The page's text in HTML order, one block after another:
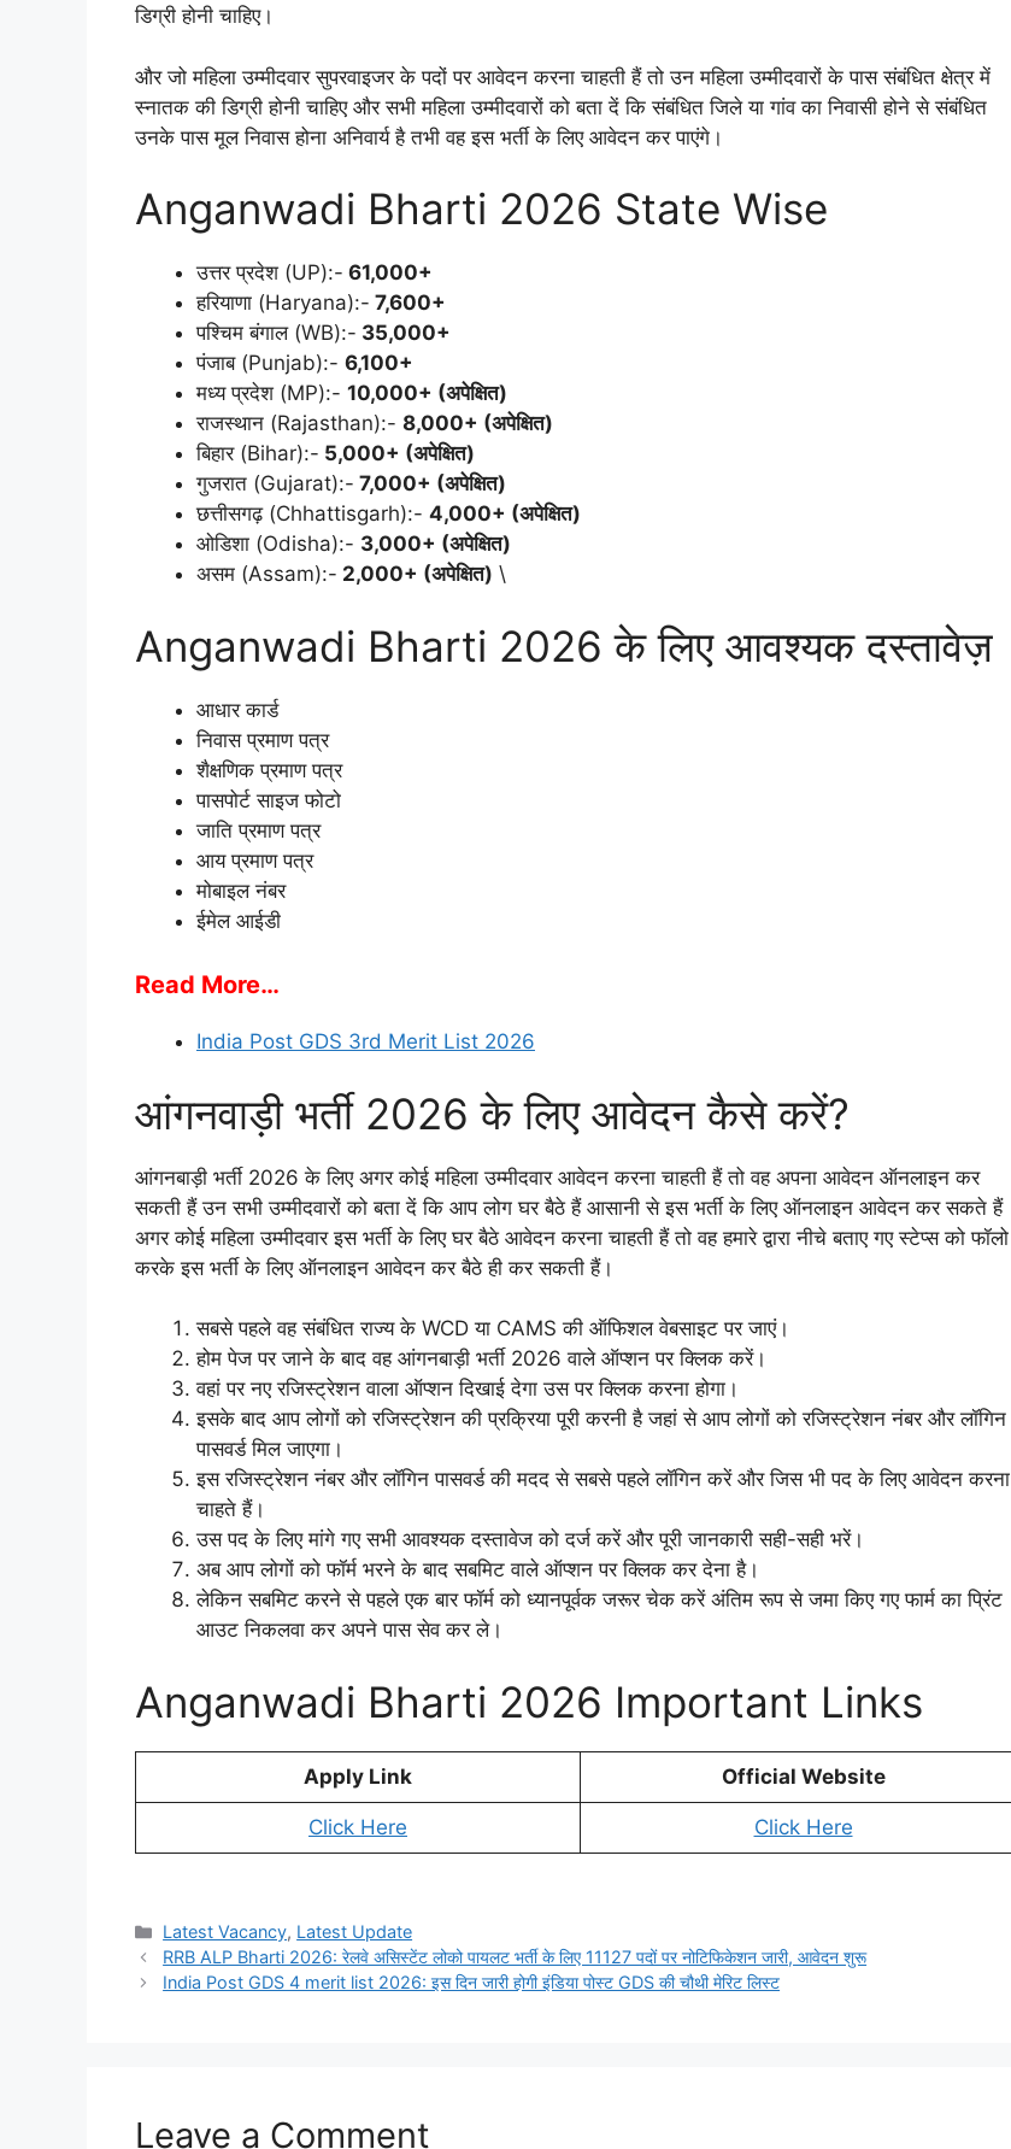
डिग्री होनी चाहिए।
और जो महिला उम्मीदवार सुपरवाइजर के पदों पर आवेदन करना चाहती हैं तो उन महिला उम्मीदवारों के पास संबंधित क्षेत्र में
स्नातक की डिग्री होनी चाहिए और सभी महिला उम्मीदवारों को बता दें कि संबंधित जिले या गांव का निवासी होने से संबंधित
उनके पास मूल निवास होना अनिवार्य है तभी वह इस भर्ती के लिए आवेदन कर पाएंगे।
Anganwadi Bharti 2026 State Wise
उत्तर प्रदेश (UP):- 61,000+
हरियाणा (Haryana):- 7,600+
पश्चिम बंगाल (WB):- 35,000+
पंजाब (Punjab):- 6,100+
मध्य प्रदेश (MP):- 10,000+ (अपेक्षित)
राजस्थान (Rajasthan):- 8,000+ (अपेक्षित)
बिहार (Bihar):- 5,000+ (अपेक्षित)
गुजरात (Gujarat):- 7,000+ (अपेक्षित)
छत्तीसगढ़ (Chhattisgarh):- 4,000+ (अपेक्षित)
ओडिशा (Odisha):- 3,000+ (अपेक्षित)
असम (Assam):- 2,000+ (अपेक्षित) \
Anganwadi Bharti 2026 के लिए आवश्यक दस्तावेज़
आधार कार्ड
निवास प्रमाण पत्र
शैक्षणिक प्रमाण पत्र
पासपोर्ट साइज फोटो
जाति प्रमाण पत्र
आय प्रमाण पत्र
मोबाइल नंबर
ईमेल आईडी
Read More…
India Post GDS 3rd Merit List 2026
आंगनवाड़ी भर्ती 2026 के लिए आवेदन कैसे करें?
आंगनबाड़ी भर्ती 2026 के लिए अगर कोई महिला उम्मीदवार आवेदन करना चाहती हैं तो वह अपना आवेदन ऑनलाइन कर
सकती हैं उन सभी उम्मीदवारों को बता दें कि आप लोग घर बैठे हैं आसानी से इस भर्ती के लिए ऑनलाइन आवेदन कर सकते हैं
अगर कोई महिला उम्मीदवार इस भर्ती के लिए घर बैठे आवेदन करना चाहती हैं तो वह हमारे द्वारा नीचे बताए गए स्टेप्स को फॉलो
करके इस भर्ती के लिए ऑनलाइन आवेदन कर बैठे ही कर सकती हैं।
सबसे पहले वह संबंधित राज्य के WCD या CAMS की ऑफिशल वेबसाइट पर जाएं।
होम पेज पर जाने के बाद वह आंगनबाड़ी भर्ती 2026 वाले ऑप्शन पर क्लिक करें।
वहां पर नए रजिस्ट्रेशन वाला ऑप्शन दिखाई देगा उस पर क्लिक करना होगा।
इसके बाद आप लोगों को रजिस्ट्रेशन की प्रक्रिया पूरी करनी है जहां से आप लोगों को रजिस्ट्रेशन नंबर और लॉगिन
पासवर्ड मिल जाएगा।
इस रजिस्ट्रेशन नंबर और लॉगिन पासवर्ड की मदद से सबसे पहले लॉगिन करें और जिस भी पद के लिए आवेदन करना
चाहते हैं।
उस पद के लिए मांगे गए सभी आवश्यक दस्तावेज को दर्ज करें और पूरी जानकारी सही-सही भरें।
अब आप लोगों को फॉर्म भरने के बाद सबमिट वाले ऑप्शन पर क्लिक कर देना है।
लेकिन सबमिट करने से पहले एक बार फॉर्म को ध्यानपूर्वक जरूर चेक करें अंतिम रूप से जमा किए गए फार्म का प्रिंट
आउट निकलवा कर अपने पास सेव कर ले।
Anganwadi Bharti 2026 Important Links
Apply Link Official Website
Click Here Click Here
Categories
Latest Vacancy, Latest Update
RRB ALP Bharti 2026: रेलवे असिस्टेंट लोको पायलट भर्ती के लिए 11127 पदों पर नोटिफिकेशन जारी, आवेदन शुरू
India Post GDS 4 merit list 2026: इस दिन जारी होगी इंडिया पोस्ट GDS की चौथी मेरिट लिस्ट
Leave a Comment